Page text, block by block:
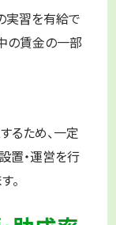
実習を有給で
の賃金の一部
るため、一定
置・運営を行
。